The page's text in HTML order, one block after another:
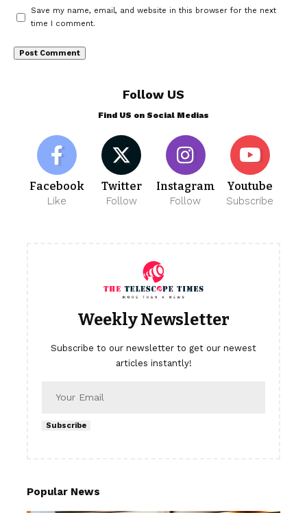
Save my name, email, and website in this browser for the next
time I comment.
Follow US
Find US on Social Medias
Facebook
Like
Twitter
Follow
Instagram
Follow
Youtube
Subscribe
Weekly Newsletter
Subscribe to our newsletter to get our newest
articles instantly!
Subscribe
Popular News